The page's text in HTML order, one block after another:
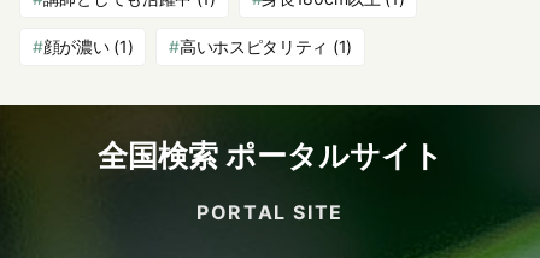
顔が濃い(1) 高いホスピタリティ (1)
全国検索 ポータルサイト
PORTAL SITE